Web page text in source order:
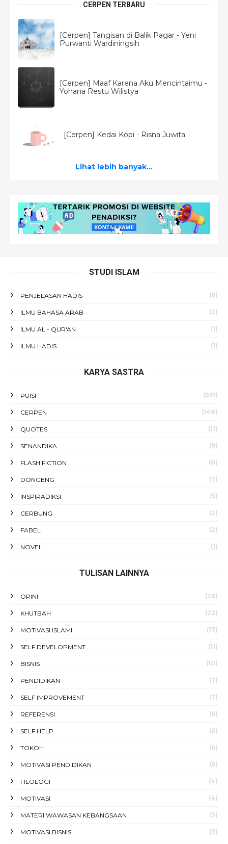
CERPEN TERBARU
[Cerpen] Tangisan di Balik Pagar - Yeni
Purwanti Wardiningsih
[Cerpen] Maaf Karena Aku Mencintaimu -
Yohana Restu Wilistya
[Cerpen] Kedai Kopi - Risna Juwita
Lihat lebih banyak...
STUDI ISLAM
PENJELASAN HADIS (6)
ILMU BAHASA ARAB (2)
ILMU AL - QUR'AN (1)
ILMU HADIS (1)
KARYA SASTRA
PUISI (591)
CERPEN (148)
QUOTES (11)
SENANDIKA (9)
FLASH FICTION (8)
DONGENG (7)
INSPIRADIKSI (5)
CERBUNG (2)
FABEL (2)
NOVEL (1)
TULISAN LAINNYA
OPINI (26)
KHUTBAH (22)
MOTIVASI ISLAMI (17)
SELF DEVELOPMENT (11)
BISNIS (10)
PENDIDIKAN (7)
SELF IMPROVEMENT (7)
REFERENSI (6)
SELF HELP (6)
TOKOH (6)
MOTIVASI PENDIDIKAN (5)
FILOLOGI (4)
MOTIVASI (4)
MATERI WAWASAN KEBANGSAAN (3)
MOTIVASI BISNIS (3)